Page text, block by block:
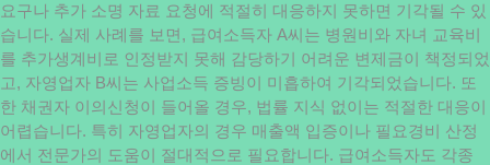
요구나 추가 소명 자료 요청에 적절히 대응하지 못하면 기각될 수 있
습니다. 실제 사례를 보면, 급여소득자 A씨는 병원비와 자녀 교육비
를 추가생계비로 인정받지 못해 감당하기 어려운 변제금이 책정되었
고, 자영업자 B씨는 사업소득 증빙이 미흡하여 기각되었습니다. 또
한 채권자 이의신청이 들어올 경우, 법률 지식 없이는 적절한 대응이
어렵습니다. 특히 자영업자의 경우 매출액 입증이나 필요경비 산정
에서 전문가의 도움이 절대적으로 필요합니다. 급여소득자도 각종